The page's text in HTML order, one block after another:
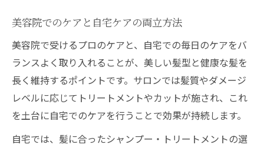
美容院でのケアと自宅ケアの両立方法
美容院で受けるプロのケアと、自宅での毎日のケアをバ
ランスよく取り入れることが、美しい髪型と健康な髪を
長く維持するポイントです。サロンでは髪質やダメージ
レベルに応じてトリートメントやカットが施され、これ
を土台に自宅でのケアを行うことで効果が持続します。
自宅では、髪に合ったシャンプー・トリートメントの選